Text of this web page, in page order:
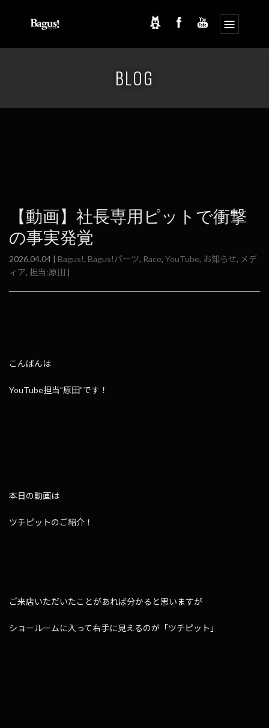
BLOG
【動画】社長専用ピットで衝撃
の事実発覚
2026.04.04 | Bagus!, Bagus!パーツ, Race, YouTube, お知らせ, メデ
ィア, 担当:原田 |
こんばんは
YouTube担当”原田”です！
本日の動画は
ツチピットのご紹介！
ご来店いただいたことがあれば分かると思いますが
ショールームに入って右手に見えるのが「ツチピット」